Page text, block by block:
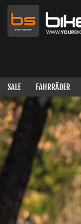
SALE FAHRRÄDER